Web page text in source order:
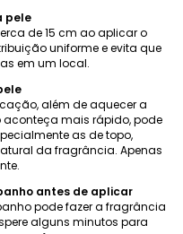
pele
de 15 cm ao aplicar o
uniforme e evita que
em um local.
além de aquecer a
mais rápido, pode
as de topo,
da fragrância. Apenas
antes de aplicar
pode fazer a fragrância
alguns minutos para